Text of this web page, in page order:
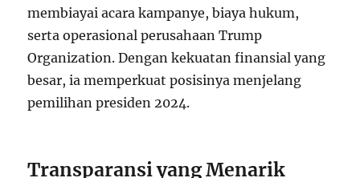
membiayai acara kampanye, biaya hukum,
serta operasional perusahaan Trump
Organization. Dengan kekuatan finansial yang
besar, ia memperkuat posisinya menjelang
pemilihan presiden 2024.
Transparansi yang Menarik